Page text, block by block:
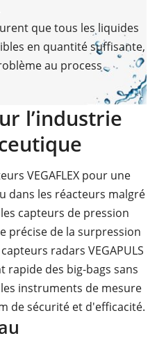
que tous les liquides
en quantité suffisante,
au process
l’industrie
VEGAFLEX pour une
dans les réacteurs malgré
capteurs de pression
précise de la surpression
radars VEGAPULS
des big-bags sans
instruments de mesure
de sécurité et d'efficacité.